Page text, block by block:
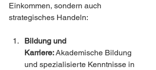
Einkommen, sondern auch
strategisches Handeln:
Bildung und
Karriere: Akademische Bildung
und spezialisierte Kenntnisse in